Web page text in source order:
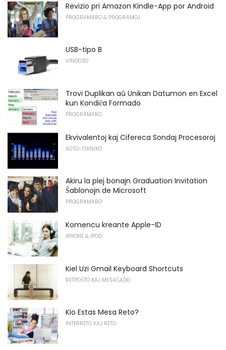
Revizio pri Amazon Kindle-App por Android
PROGRAMARO & PROGRAMOJ
USB-tipo B
VINDOZO
Trovi Duplikan aŭ Unikan Datumon en Excel
kun Kondiĉa Formado
PROGRAMARO
Ekvivalentoj kaj Cifereca Sondaj Procesoroj
AŬTO-TEKNIKO
Akiru la plej bonajn Graduation Invitation
Ŝablonojn de Microsoft
PROGRAMARO
Komencu kreante Apple-ID
IPHONE & IPOD
Kiel Uzi Gmail Keyboard Shortcuts
RETPOŜTO KAJ MESAĜADO
Kio Estas Mesa Reto?
INTERRETO KAJ RETO